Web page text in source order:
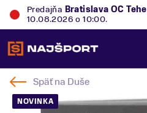
Predajňa Bratislava OC
10.08.2026 o 10:00.
Späť na Duše
NOVINKA